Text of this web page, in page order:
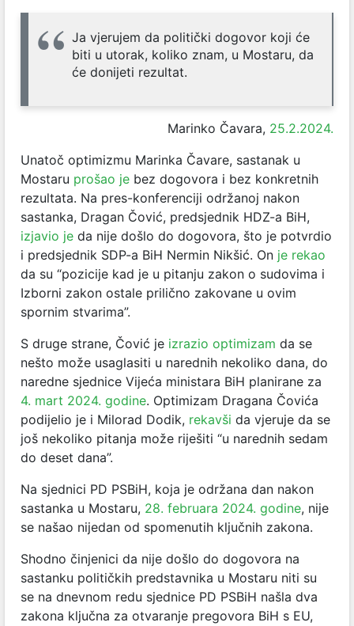
Ja vjerujem da politički dogovor koji će
biti u utorak, koliko znam, u Mostaru, da
će donijeti rezultat.
Marinko Čavara, 25.2.2024.
Unatoč optimizmu Marinka Čavare, sastanak u
Mostaru prošao je bez dogovora i bez konkretnih
rezultata. Na pres-konferenciji održanoj nakon
sastanka, Dragan Čović, predsjednik HDZ-a BiH,
izjavio je da nije došlo do dogovora, što je potvrdio
i predsjednik SDP-a BiH Nermin Nikšić. On je rekao
da su “pozicije kad je u pitanju zakon o sudovima i
Izborni zakon ostale prilično zakovane u ovim
spornim stvarima”.
S druge strane, Čović je izrazio optimizam da se
nešto može usaglasiti u narednih nekoliko dana, do
naredne sjednice Vijeća ministara BiH planirane za
4. mart 2024. godine. Optimizam Dragana Čovića
podijelio je i Milorad Dodik, rekavši da vjeruje da se
još nekoliko pitanja može riješiti “u narednih sedam
do deset dana”.
Na sjednici PD PSBiH, koja je održana dan nakon
sastanka u Mostaru, 28. februara 2024. godine, nije
se našao nijedan od spomenutih ključnih zakona.
Shodno činjenici da nije došlo do dogovora na
sastanku političkih predstavnika u Mostaru niti su
se na dnevnom redu sjednice PD PSBiH našla dva
zakona ključna za otvaranje pregovora BiH s EU,